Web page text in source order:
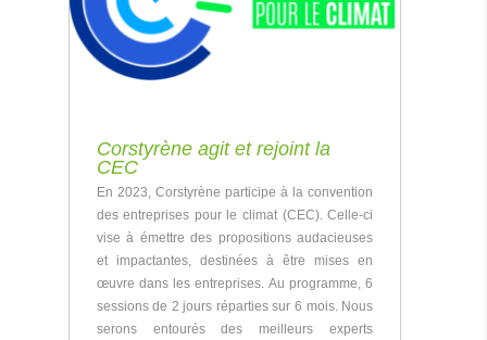
Corstyrène agit et rejoint la
CEC
En 2023, Corstyrène participe à la convention
des entreprises pour le climat (CEC). Celle-ci
vise à émettre des propositions audacieuses
et impactantes, destinées à être mises en
œuvre dans les entreprises. Au programme, 6
sessions de 2 jours réparties sur 6 mois. Nous
serons entourés des meilleurs experts